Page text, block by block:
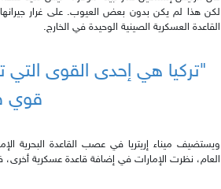
لكن هذا لم يكن بدون بعض العيوب. على غرار
القاعدة العسكرية الصينية الوحيدة في الخارج.
"تركيا هي إحدى القوى
قوي
ويستضيف ميناء إريتريا في عصب القاعدة البحرية
العام، نظرت الإمارات في إضافة قاعدة عسكرية